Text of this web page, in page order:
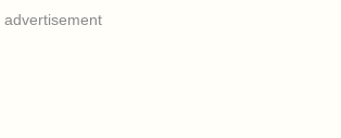
advertisement